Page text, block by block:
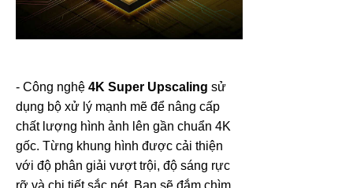
- Công nghệ 4K Super Upscaling sử
dụng bộ xử lý mạnh mẽ để nâng cấp
chất lượng hình ảnh lên gần chuẩn 4K
gốc. Từng khung hình được cải thiện
với độ phân giải vượt trội, độ sáng rực
rỡ và chi tiết sắc nét. Bạn sẽ đắm chìm